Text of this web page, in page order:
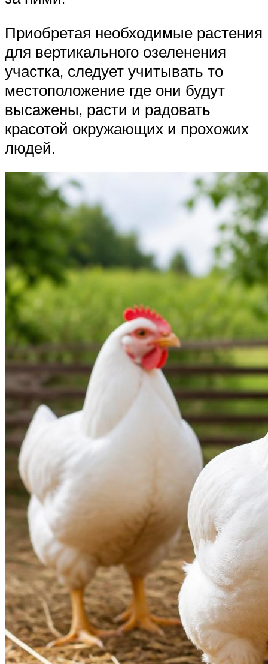
Приобретая необходимые растения
для вертикального озеленения
участка, следует учитывать то
местоположение где они будут
высажены, расти и радовать
красотой окружающих и прохожих
людей.